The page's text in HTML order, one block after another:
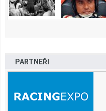
PARTNEŘI